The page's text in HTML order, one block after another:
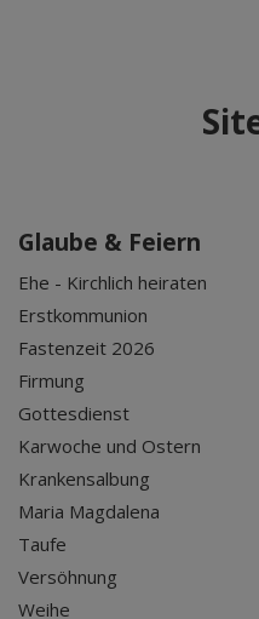
Glaube & Feiern
Ehe - Kirchlich heiraten
Erstkommunion
Fastenzeit 2026
Firmung
Gottesdienst
Karwoche und Ostern
Krankensalbung
Maria Magdalena
Taufe
Versöhnung
Weihe